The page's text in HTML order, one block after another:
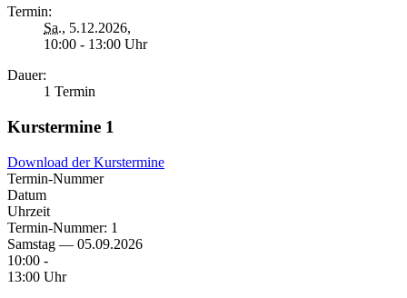
Termin:
Sa., 5.12.2026,
10:00 - 13:00 Uhr
Dauer:
1 Termin
Kurstermine 1
Download der Kurstermine
Termin-Nummer
Datum
Uhrzeit
Termin-Nummer: 1
Samstag — 05.09.2026
10:00 -
13:00 Uhr